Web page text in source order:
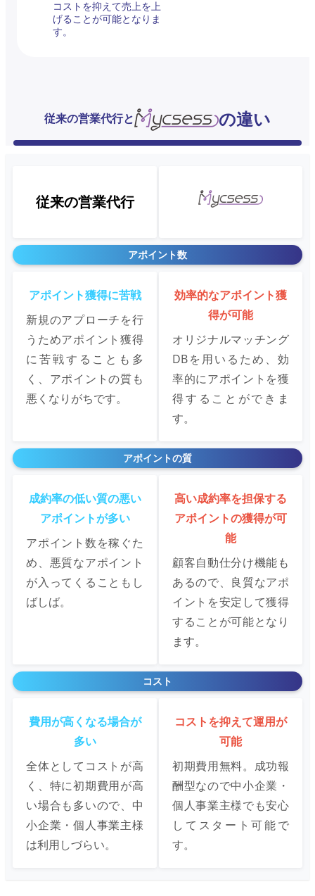
コストを抑えて売上を上
げることが可能となりま
す。
従来の営業代行と の違い
従来の営業代行
アポイント数
アポイント獲得に苦戦
新規のアプローチを行
うためアポイント獲得
に苦戦することも多
く、アポイントの質も
悪くなりがちです。
効率的なアポイント獲
得が可能
オリジナルマッチング
DBを用いるため、効
率的にアポイントを獲
得することができま
す。
アポイントの質
成約率の低い質の悪い
アポイントが多い
アポイント数を稼ぐた
め、悪質なアポイント
が入ってくることもし
ばしば。
高い成約率を担保する
アポイントの獲得が可
能
顧客自動仕分け機能も
あるので、良質なアポ
イントを安定して獲得
することが可能となり
ます。
コスト
費用が高くなる場合が
多い
全体としてコストが高
く、特に初期費用が高
い場合も多いので、中
小企業・個人事業主様
は利用しづらい。
コストを抑えて運用が
可能
初期費用無料。成功報
酬型なので中小企業・
個人事業主様でも安心
してスタート可能で
す。